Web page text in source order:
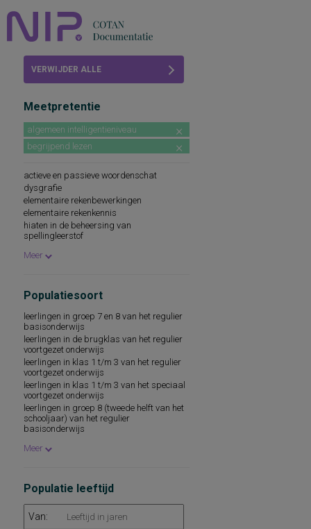
Abonneren
FAQ
VERWIJDER ALLE
Meetpretentie
algemeen intelligentieniveau
begrijpend lezen
actieve en passieve woordenschat
dysgrafie
elementaire rekenbewerkingen
elementaire rekenkennis
hiaten in de beheersing van
spellingleerstof
leeswoordenschat
van motivatie
spelling van Nederlandse niet-
werkwoorden
Meer
Populatiesoort
leerlingen in groep 7 en 8 van het regulier
basisonderwijs
leerlingen in de brugklas van het regulier
voortgezet onderwijs
leerlingen in klas 1 t/m 3 van het regulier
voortgezet onderwijs
leerlingen in klas 1 t/m 3 van het speciaal
voortgezet onderwijs
leerlingen in groep 8 (tweede helft van het
schooljaar) van het regulier
basisonderwijs
havo en het vwo van het regulier voortgezet
basisonderwijs die in aanmerking komen
voor leerwegondersteunend onderwijs,
praktijkonderwijs of het vmbo
Meer
Populatie leeftijd
Van: